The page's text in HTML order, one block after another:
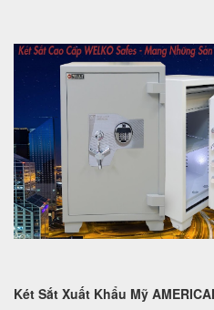
Két Sắt Xuất Khẩu Mỹ